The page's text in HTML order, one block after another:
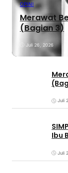
OPINI
Merawat
(Bagian 3)
Juli 26, 2026
Juli
Ibu
Juli